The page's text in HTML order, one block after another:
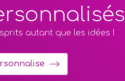
autant que les idées !